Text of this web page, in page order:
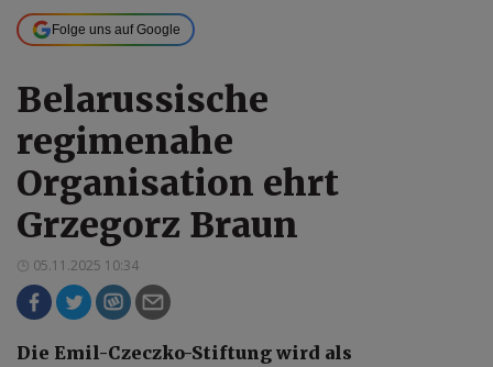
Folge uns auf Google
Belarussische
regimenahe
Organisation ehrt
Grzegorz Braun
05.11.2025 10:34
Die Emil-Czeczko-Stiftung wird als